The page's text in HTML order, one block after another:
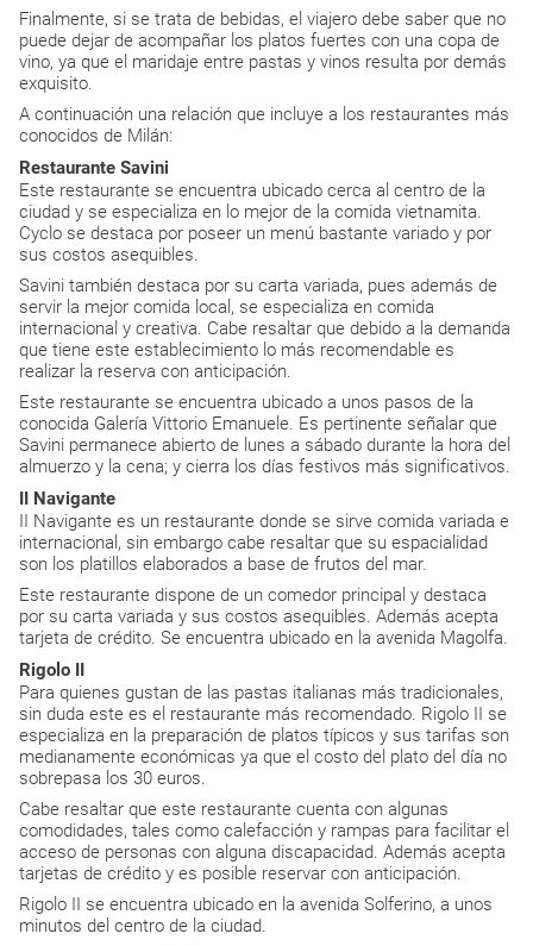
Finalmente, si se trata de bebidas, el viajero debe saber que no
puede dejar de acompañar los platos fuertes con una copa de
vino, ya que el maridaje entre pastas y vinos resulta por demás
exquisito.
A continuación una relación que incluye a los restaurantes más
conocidos de Milán:
Restaurante Savini
Este restaurante se encuentra ubicado cerca al centro de la
ciudad y se especializa en lo mejor de la comida vietnamita.
Cyclo se destaca por poseer un menú bastante variado y por
sus costos asequibles.
Savini también destaca por su carta variada, pues además de
servir la mejor comida local, se especializa en comida
internacional y creativa. Cabe resaltar que debido a la demanda
que tiene este establecimiento lo más recomendable es
realizar la reserva con anticipación.
Este restaurante se encuentra ubicado a unos pasos de la
conocida Galería Vittorio Emanuele. Es pertinente señalar que
Savini permanece abierto de lunes a sábado durante la hora del
almuerzo y la cena; y cierra los días festivos más significativos.
II Navigante
II Navigante es un restaurante donde se sirve comida variada e
internacional, sin embargo cabe resaltar que su espacialidad
son los platillos elaborados a base de frutos del mar.
Este restaurante dispone de un comedor principal y destaca
por su carta variada y sus costos asequibles. Además acepta
tarjeta de crédito. Se encuentra ubicado en la avenida Magolfa.
Rigolo II
Para quienes gustan de las pastas italianas más tradicionales,
sin duda este es el restaurante más recomendado. Rigolo II se
especializa en la preparación de platos típicos y sus tarifas son
medianamente económicas ya que el costo del plato del día no
sobrepasa los 30 euros.
Cabe resaltar que este restaurante cuenta con algunas
comodidades, tales como calefacción y rampas para facilitar el
acceso de personas con alguna discapacidad. Además acepta
tarjetas de crédito y es posible reservar con anticipación.
Rigolo II se encuentra ubicado en la avenida Solferino, a unos
minutos del centro de la ciudad.